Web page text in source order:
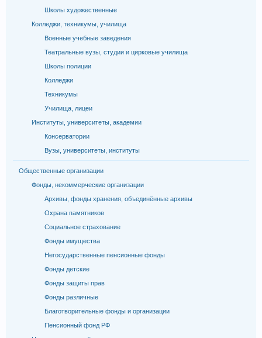
Школы художественные
Колледжи, техникумы, училища
Военные учебные заведения
Театральные вузы, студии и цирковые училища
Школы полиции
Колледжи
Техникумы
Училища, лицеи
Институты, университеты, академии
Консерватории
Вузы, университеты, институты
Общественные организации
Фонды, некоммерческие организации
Архивы, фонды хранения, объединённые архивы
Охрана памятников
Социальное страхование
Фонды имущества
Негосударственные пенсионные фонды
Фонды детские
Фонды защиты прав
Фонды различные
Благотворительные фонды и организации
Пенсионный фонд РФ